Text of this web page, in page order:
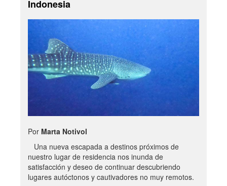
Indonesia
Por Marta Notivol
Una nueva escapada a destinos próximos de
nuestro lugar de residencia nos inunda de
satisfacción y deseo de continuar descubriendo
lugares autóctonos y cautivadores no muy remotos.